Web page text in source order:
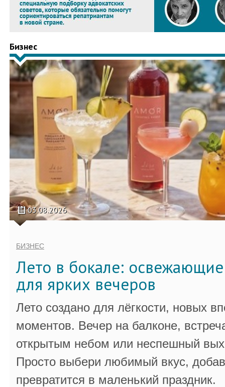
Бизнес
03.08.2026
БИЗНЕС
Лето в бокале:
для ярких вечеров
Лето создано для лёгкости, новых
моментов. Вечер на балконе,
открытым небом или неспешный
Просто выбери любимый вкус,
превратится в маленький праздник.